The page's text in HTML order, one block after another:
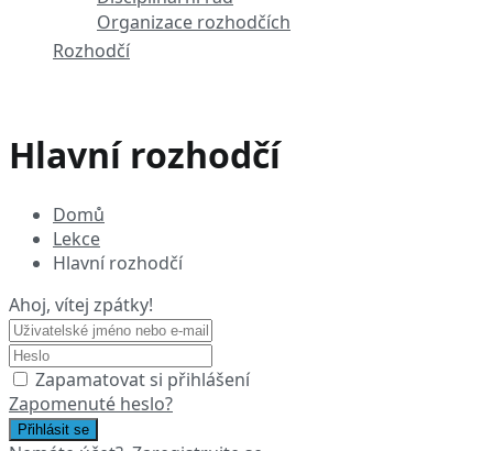
Organizace rozhodčích
Rozhodčí
Hlavní rozhodčí
Domů
Lekce
Hlavní rozhodčí
Ahoj, vítej zpátky!
Zapamatovat si přihlášení
Zapomenuté heslo?
Přihlásit se